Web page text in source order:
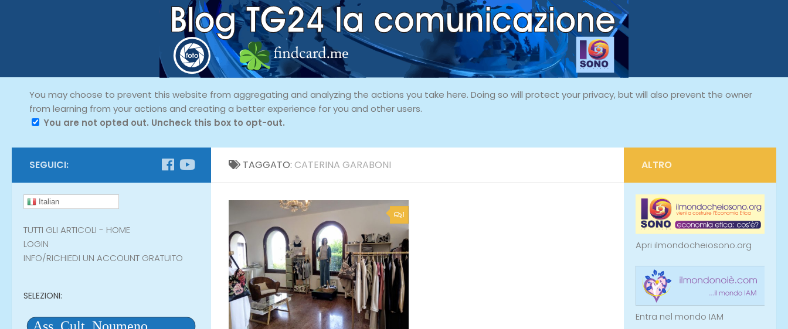
You may choose to prevent this website from aggregating and analyzing the actions you take here. Doing so will protect your privacy, but will also prevent the owner
from learning from your actions and creating a better experience for you and other users.
You are not opted out. Uncheck this box to opt-out.
TAGGATO: CATERINA GARABONI
1
SEGUICI:
Italian
TUTTI GLI ARTICOLI - HOME
LOGIN
INFO/RICHIEDI UN ACCOUNT GRATUITO
SELEZIONI:
ALTRO
Apri ilmondocheiosono.org
Entra nel mondo IAM